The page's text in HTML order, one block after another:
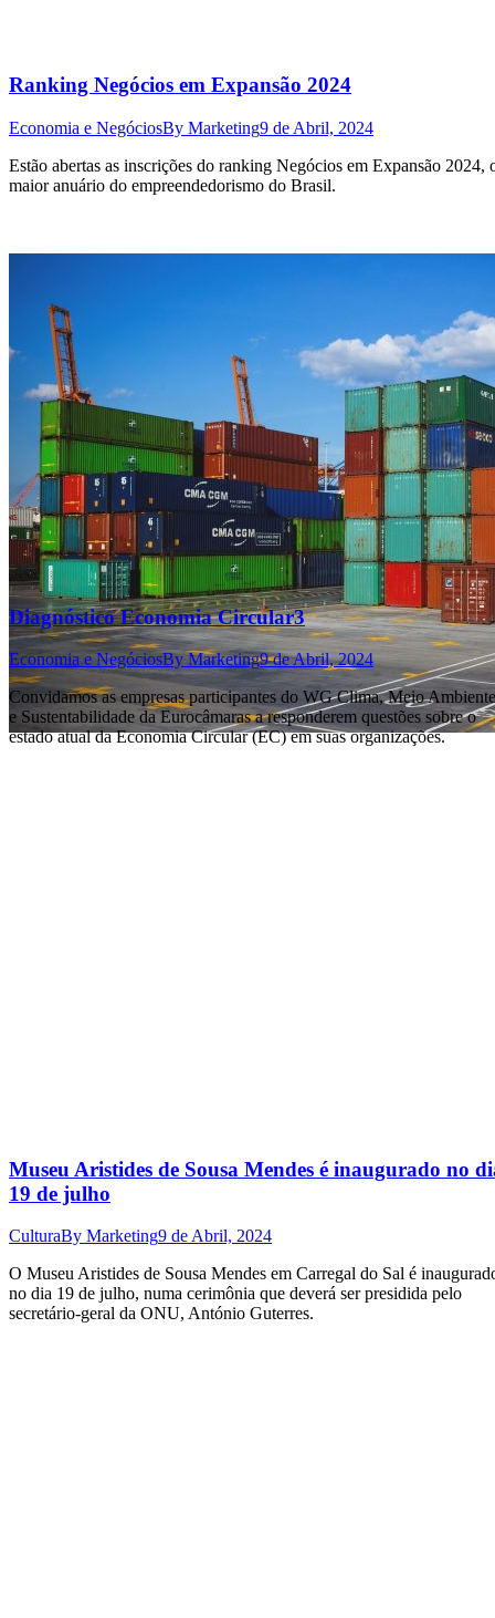
Ranking Negócios em Expansão 2024
Economia e NegóciosBy Marketing9 de Abril, 2024
Estão abertas as inscrições do ranking Negócios em Expansão 2024,
maior anuário do empreendedorismo do Brasil.
Diagnóstico Economia Circular3
Economia e NegóciosByMarketing9 de Abril, 2024
Convidamos as empresas participantes do WG Clima, Meio Ambiente
e Sustentabilidade da Eurocâmaras a responderem questões sobre o
estado atual da Economia Circular (EC) em suas organizações.
Museu Aristides de Sousa Mendes é inaugurado no
19 de julho
CulturaBy Marketing9 de Abril, 2024
O Museu Aristides de Sousa Mendes em Carregal do Sal é
no dia 19 de julho, numa cerimônia que deverá ser presidida pelo
secretário-geral da ONU, António Guterres.